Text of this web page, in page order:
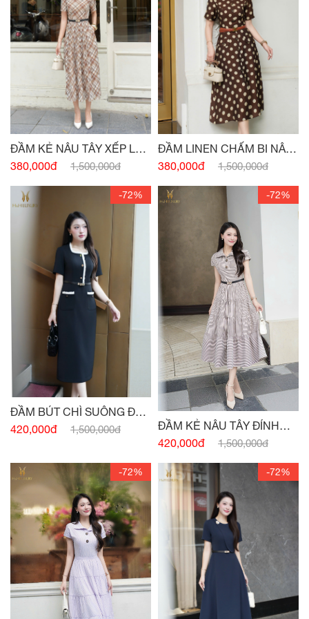
ĐẦM KẺ NÂU TÂY XẾP LY
THÂN
380,000đ 1,500,000đ
ĐẦM LINEN CHẤM BI NÂU
TÂY ĐÍNH CÚC
380,000đ 1,500,000đ
-72%
ĐẦM BÚT CHÌ SUÔNG ĐEN
HAI TÚI
420,000đ 1,500,000đ
-72%
ĐẦM KẺ NÂU TÂY ĐÍNH
CÚC
420,000đ 1,500,000đ
-72% -72%